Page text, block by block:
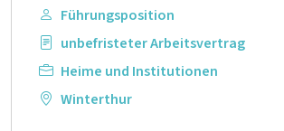
Führungsposition
unbefristeter Arbeitsvertrag
Heime und Institutionen
Winterthur